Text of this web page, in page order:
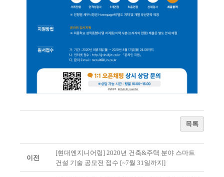
목록
이전
[현대엔지니어링] 2020년 건축&주택 분야 스마트
건설 기술 공모전 접수 [~7월 31일까지]